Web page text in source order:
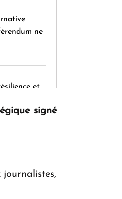
ne
et
signé
journalistes,